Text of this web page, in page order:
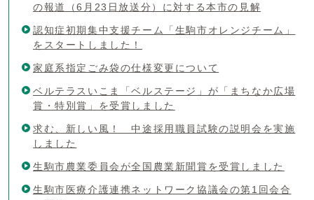
の報道（6月23日放送分）に対する本市の見解
認知症初期集中支援チーム「生駒市オレンジチーム」
をスタートしました！
家庭系指定ごみ袋の仕様変更について
ベルテラスいこま「ベルステージ」が「まちなか広場
賞・特別賞」を受賞しました
求む、新しい風！ 中途採用職員試験の説明会を実施
しました
生駒市農業委員会が全国農業新聞賞を受賞しました
生駒市医療介護連携ネットワーク協議会の第1回会合